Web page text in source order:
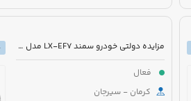
مزایده دولتی خودرو سمند LX-EF7 مدل 1396 رنگ سفید
فعال
کرمان - سیرجان